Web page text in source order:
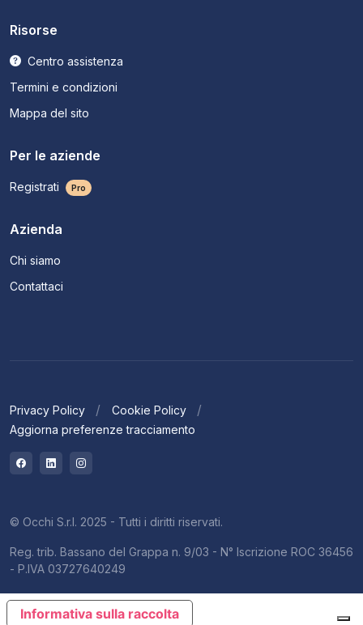
Risorse
Centro assistenza
Termini e condizioni
Mappa del sito
Per le aziende
Registrati Pro
Azienda
Chi siamo
Contattaci
Privacy Policy
Cookie Policy
Aggiorna preferenze tracciamento
© Occhi S.r.l. 2025 - Tutti i diritti riservati.
Reg. trib. Bassano del Grappa n. 9/03 - N° Iscrizione ROC 36456
- P.IVA 03727640249
Informativa sulla raccolta